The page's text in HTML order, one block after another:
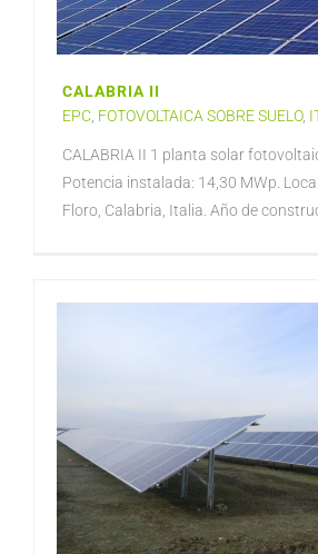
CALABRIA II
EPC FOTOVOLTAICA SOBRE SUELO,
CALABRIA II 1 planta solar
Potencia instalada: 14,30 MWp.
Floro, Calabria, Italia. Año de